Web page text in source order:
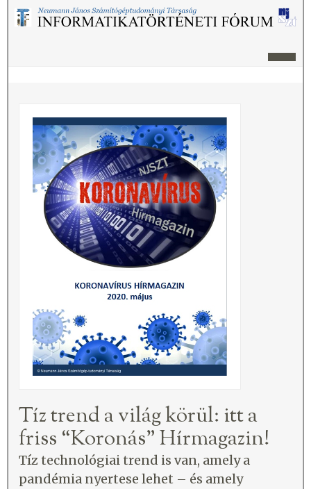
Tíz trend a világ körül: itt a
friss “Koronás” Hírmagazin!
Tíz technológiai trend is van, amely a
pandémia nyertese lehet – és amely